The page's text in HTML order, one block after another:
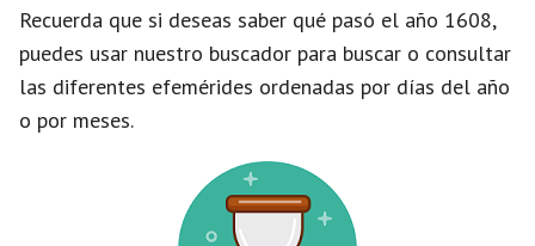
Recuerda que si deseas saber qué pasó el año 1608,
puedes usar nuestro buscador para buscar o consultar
las diferentes efemérides ordenadas por días del año
o por meses.